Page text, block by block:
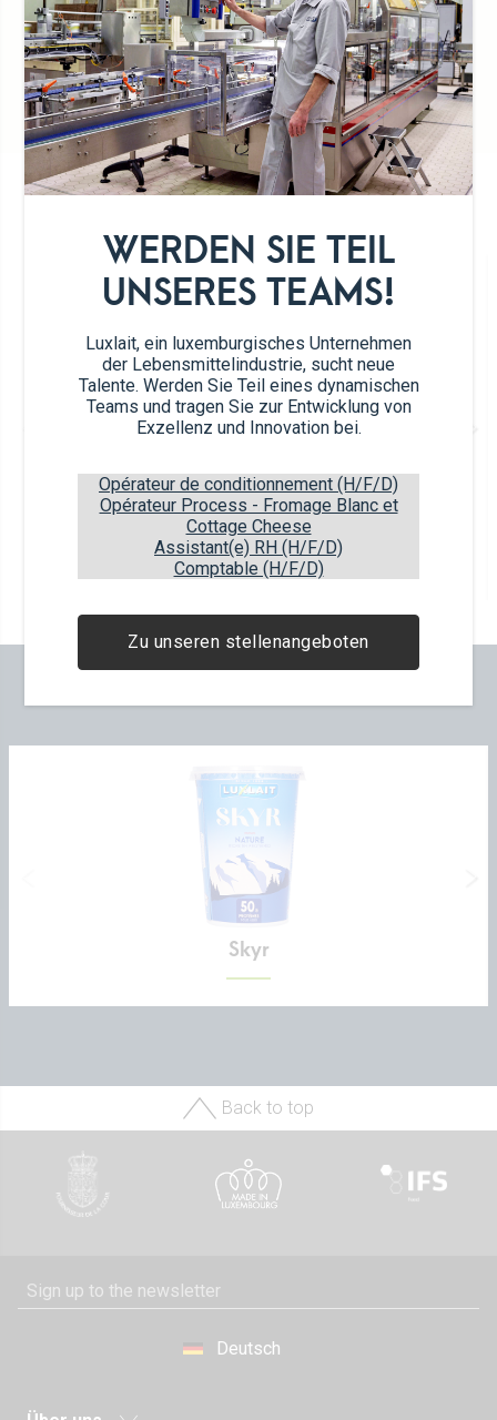
WERDEN SIE TEIL
UNSERES TEAMS!
Luxlait, ein luxemburgisches Unternehmen
der Lebensmittelindustrie, sucht neue
Talente. Werden Sie Teil eines dynamischen
Teams und tragen Sie zur Entwicklung von
Exzellenz und Innovation bei.
Opérateur de conditionnement (H/F/D)
Opérateur Process - Fromage Blanc et
Cottage Cheese
Assistant(e) RH (H/F/D)
Comptable (H/F/D)
Zu unseren stellenangeboten
Genießerpause
UNSER SORTIMENT
Article nb.
61207 (x42)
Orange
Article EAN
5450007612075
Package EAN
5450007312074
56 boxes
Skyr
Back to top
Deutsch